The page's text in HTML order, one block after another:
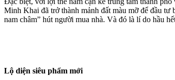
Minh Khai đã trở thành mảnh đất màu mỡ để đầu
nam châm” hút người mua nhà. Và đó là lí do hầu
Lộ diện siêu phẩm mới